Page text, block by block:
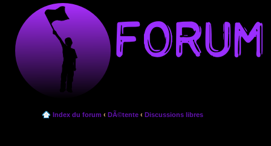
Index du forum ‹ DÃ©tente ‹ Discussions libres